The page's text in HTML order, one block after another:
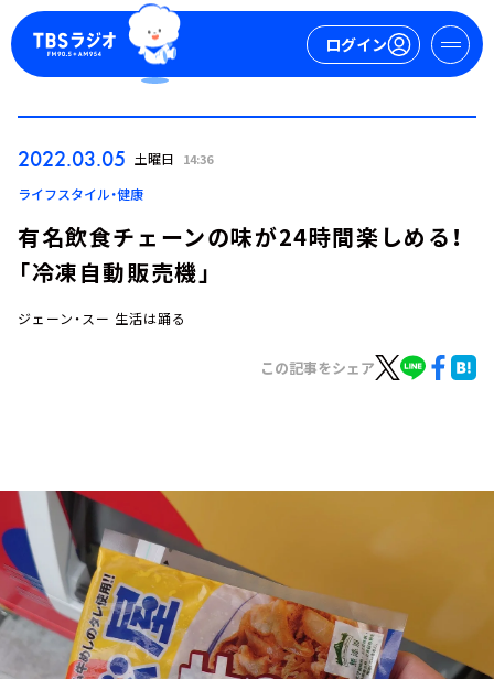
ログイン
ログイン
お知らせ
イベント・グッズ
YouTube
会社情報
2022.03.05 土曜日 14:36
ライフスタイル・健康
有名飲食チェーンの味が24時間楽しめる！
「冷凍自動販売機」
ジェーン・スー 生活は踊る
この記事をシェア